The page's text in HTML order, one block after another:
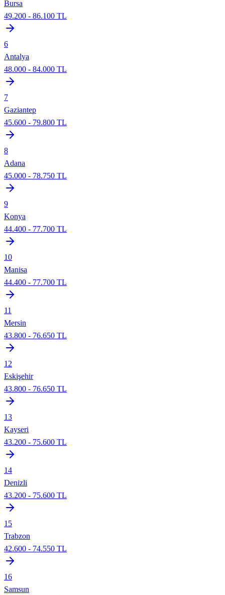
Bursa
49.200 - 86.100 TL
6
Antalya
48.000 - 84.000 TL
7
Gaziantep
45.600 - 79.800 TL
8
Adana
45.000 - 78.750 TL
9
Konya
44.400 - 77.700 TL
10
Manisa
44.400 - 77.700 TL
11
Mersin
43.800 - 76.650 TL
12
Eskişehir
43.800 - 76.650 TL
13
Kayseri
43.200 - 75.600 TL
14
Denizli
43.200 - 75.600 TL
15
Trabzon
42.600 - 74.550 TL
16
Samsun